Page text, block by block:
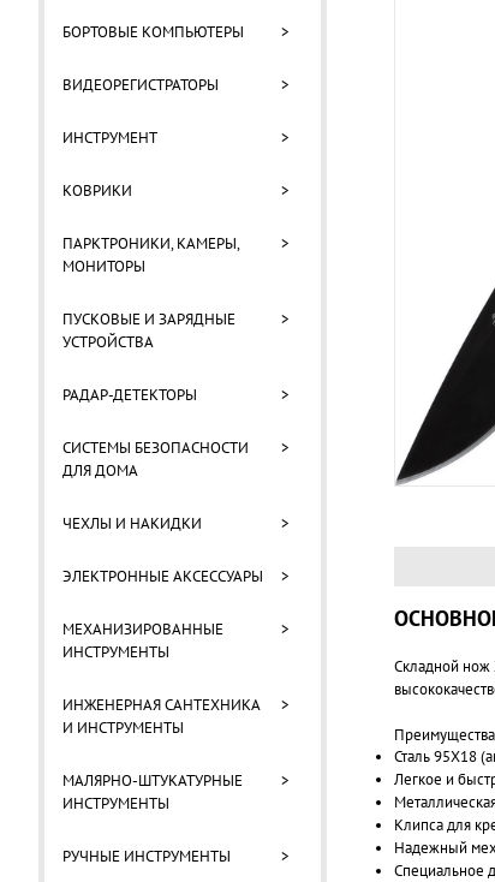
БОРТОВЫЕ КОМПЬЮТЕРЫ >
ВИДЕОРЕГИСТРАТОРЫ >
ИНСТРУМЕНТ >
КОВРИКИ >
ПАРКТРОНИКИ, КАМЕРЫ,
МОНИТОРЫ
>
ПУСКОВЫЕ И ЗАРЯДНЫЕ
УСТРОЙСТВА
>
РАДАР-ДЕТЕКТОРЫ >
СИСТЕМЫ БЕЗОПАСНОСТИ
ДЛЯ ДОМА
>
ЧЕХЛЫ И НАКИДКИ >
ЭЛЕКТРОННЫЕ АКСЕССУАРЫ >
МЕХАНИЗИРОВАННЫЕ
ИНСТРУМЕНТЫ
>
ИНЖЕНЕРНАЯ САНТЕХНИКА
И ИНСТРУМЕНТЫ
>
МАЛЯРНО-ШТУКАТУРНЫЕ
ИНСТРУМЕНТЫ
>
РУЧНЫЕ ИНСТРУМЕНТЫ >
Складной нож
Преимущества
Сталь 95Х18
Легкое и
Клипса для
Надежный
Специальное